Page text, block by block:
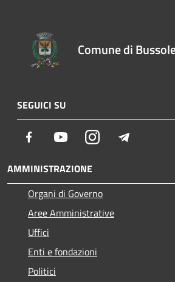
Comune di
SEGUICI SU
Facebook YoutubeInstagram
AMMINISTRAZIONE
Organi di Governo
Aree Amministrative
Uffici
Enti e fondazioni
Politici